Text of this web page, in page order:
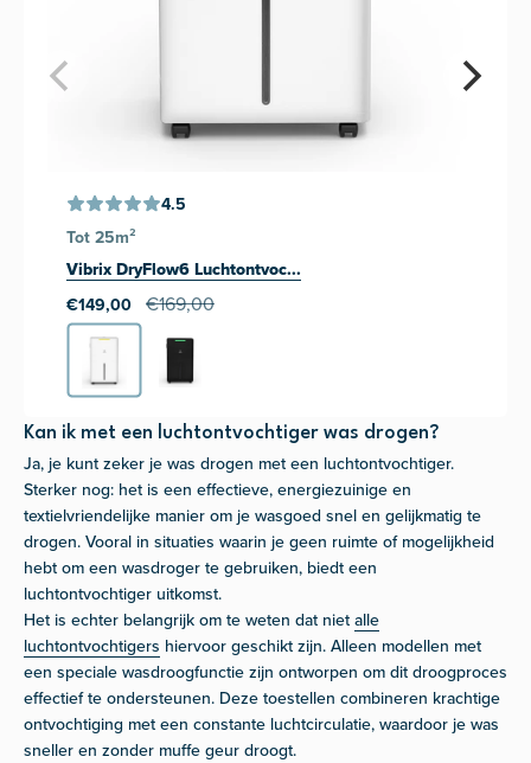
4.5
Tot 25m²
Vibrix DryFlow6 Luchtontvoc...
€149,00 €169,00
Kan ik met een luchtontvochtiger was drogen?
Ja, je kunt zeker je was drogen met een luchtontvochtiger.
Sterker nog: het is een effectieve, energiezuinige en
textielvriendelijke manier om je wasgoed snel en gelijkmatig te
drogen. Vooral in situaties waarin je geen ruimte of mogelijkheid
hebt om een wasdroger te gebruiken, biedt een
luchtontvochtiger uitkomst.
Het is echter belangrijk om te weten dat niet alle
luchtontvochtigers hiervoor geschikt zijn. Alleen modellen met
een speciale wasdroogfunctie zijn ontworpen om dit droogproces
effectief te ondersteunen. Deze toestellen combineren krachtige
ontvochtiging met een constante luchtcirculatie, waardoor je was
sneller en zonder muffe geur droogt.